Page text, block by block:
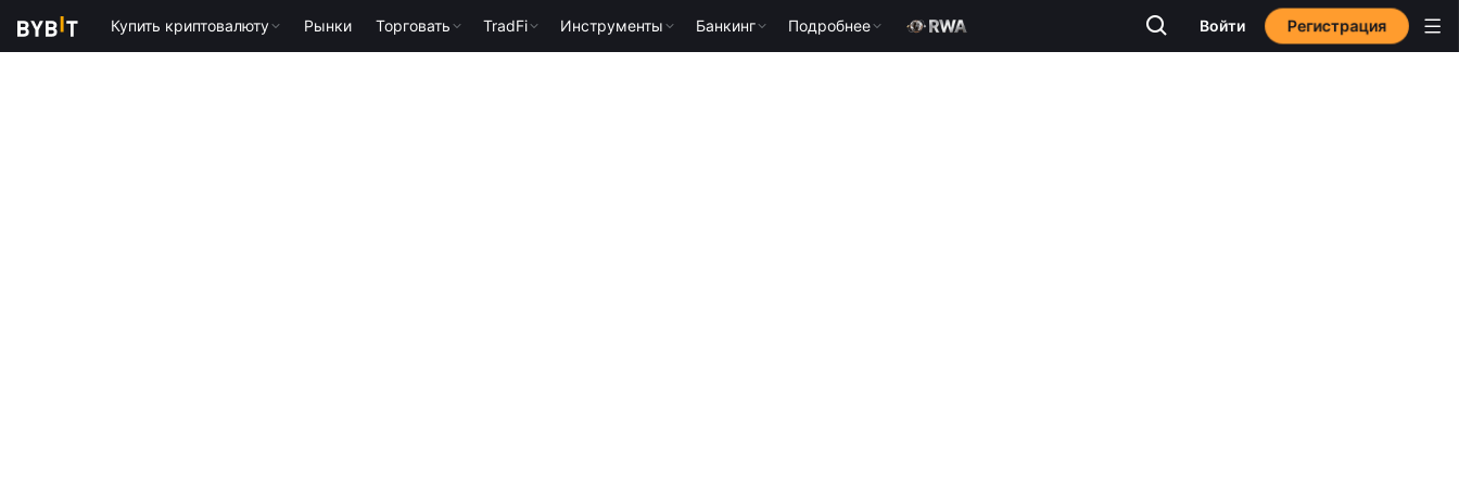
Купить криптовалюту Рынки Торговать TradFi Инструменты Банкинг Подробнее Войти Регистрация